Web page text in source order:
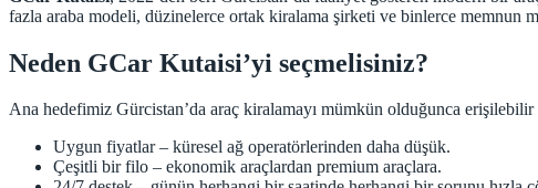
fazla araba modeli, düzinelerce ortak kiralama şirketi ve binlerce memnun
Neden GCar Kutaisi’yi seçmelisiniz?
Ana hedefimiz Gürcistan’da araç kiralamayı mümkün olduğunca erişilebilir
Uygun fiyatlar – küresel ağ operatörlerinden daha düşük.
Çeşitli bir filo – ekonomik araçlardan premium araçlara.